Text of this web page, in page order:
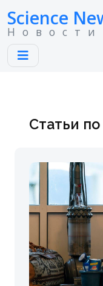
Science
Статьи по